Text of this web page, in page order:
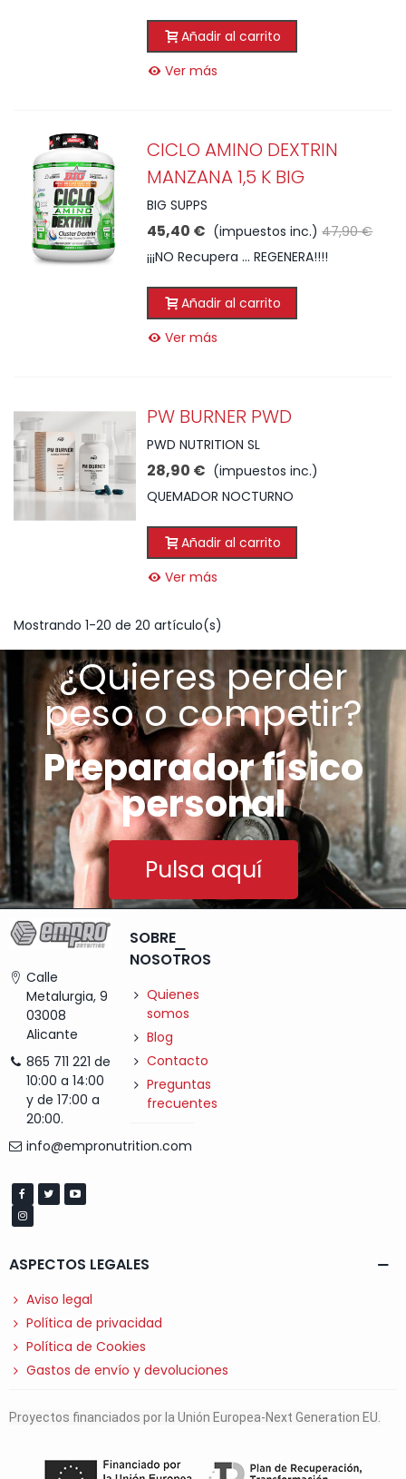
Añadir al carrito
Ver más
CICLO AMINO DEXTRIN
MANZANA 1,5 K BIG
BIG SUPPS
45,40 € (impuestos inc.) 47,90 €
¡¡¡NO Recupera ... REGENERA!!!!
Añadir al carrito
Ver más
PW BURNER PWD
PWD NUTRITION SL
28,90 € (impuestos inc.)
QUEMADOR NOCTURNO
Añadir al carrito
Ver más
Mostrando 1-20 de 20 artículo(s)
¿Quieres perder
peso o competir?
Preparador físico
personal
Pulsa aquí
Calle
Metalurgia, 9
03008
Alicante
865 711 221 de
10:00 a 14:00
y de 17:00 a
20:00.
info@empronutrition.com
SOBRE
NOSOTROS
Quienes
somos
Blog
Contacto
Preguntas
frecuentes
ASPECTOS LEGALES
Aviso legal
Política de privacidad
Política de Cookies
Gastos de envío y devoluciones
Proyectos financiados por la Unión Europea-Next Generation EU.